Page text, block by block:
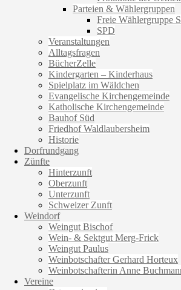
Parteien & Wählergruppen
Freie Wählergruppe
SPD
Veranstaltungen
Alltagsfragen
BücherZelle
Kindergarten – Kinderhaus
Spielplatz im Wäldchen
Evangelische Kirchengemeinde
Katholische Kirchengemeinde
Bauhof Süd
Friedhof Waldlaubersheim
Historie
Dorfrundgang
Zünfte
Hinterzunft
Oberzunft
Unterzunft
Schweizer Zunft
Weindorf
Weingut Bischof
Wein- & Sektgut Merg-Frick
Weingut Paulus
Weinbotschafter Gerhard Horteux
Weinbotschafterin Anne
Vereine